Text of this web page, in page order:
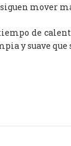
mover
de
y suave que